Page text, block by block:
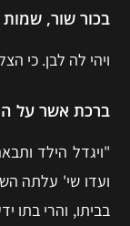
בכור שור, שמות
ויהי לה לבן. כי
ברכת אשר על
"ויגדל הילד
ועדו שי' עלתה
בביתו, והרי בתו